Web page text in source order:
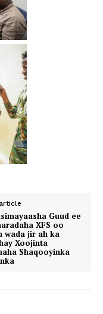
Guud ee
XFS oo
wada jir ah ka
Xoojinta
Shaqooyinka